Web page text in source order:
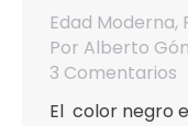
Edad Moderna,
Por Alberto
3 Comentarios
El color negro